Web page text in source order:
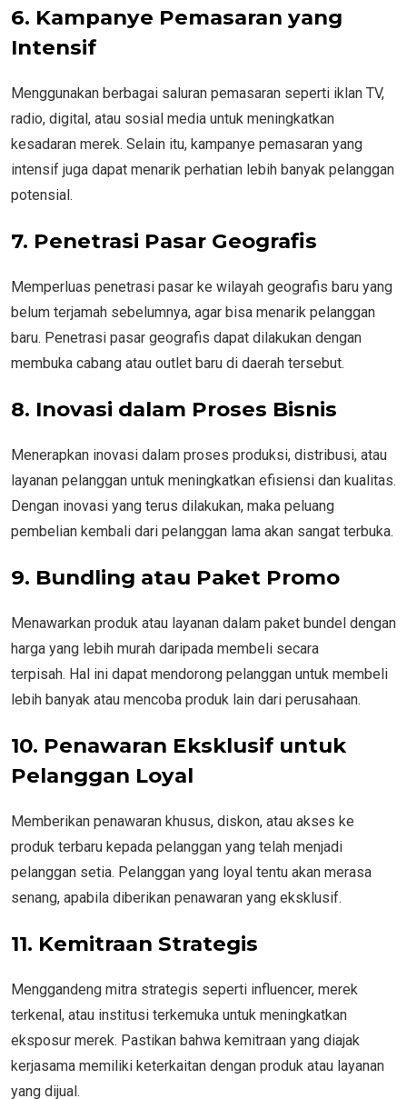
6. Kampanye Pemasaran yang
Intensif
Menggunakan berbagai saluran pemasaran seperti iklan TV,
radio, digital, atau sosial media untuk meningkatkan
kesadaran merek. Selain itu, kampanye pemasaran yang
intensif juga dapat menarik perhatian lebih banyak pelanggan
potensial.
7. Penetrasi Pasar Geografis
Memperluas penetrasi pasar ke wilayah geografis baru yang
belum terjamah sebelumnya, agar bisa menarik pelanggan
baru. Penetrasi pasar geografis dapat dilakukan dengan
membuka cabang atau outlet baru di daerah tersebut.
8. Inovasi dalam Proses Bisnis
Menerapkan inovasi dalam proses produksi, distribusi, atau
layanan pelanggan untuk meningkatkan efisiensi dan kualitas.
Dengan inovasi yang terus dilakukan, maka peluang
pembelian kembali dari pelanggan lama akan sangat terbuka.
9. Bundling atau Paket Promo
Menawarkan produk atau layanan dalam paket bundel dengan
harga yang lebih murah daripada membeli secara
terpisah. Hal ini dapat mendorong pelanggan untuk membeli
lebih banyak atau mencoba produk lain dari perusahaan.
10. Penawaran Eksklusif untuk
Pelanggan Loyal
Memberikan penawaran khusus, diskon, atau akses ke
produk terbaru kepada pelanggan yang telah menjadi
pelanggan setia. Pelanggan yang loyal tentu akan merasa
senang, apabila diberikan penawaran yang eksklusif.
11. Kemitraan Strategis
Menggandeng mitra strategis seperti influencer, merek
terkenal, atau institusi terkemuka untuk meningkatkan
eksposur merek. Pastikan bahwa kemitraan yang diajak
kerjasama memiliki keterkaitan dengan produk atau layanan
yang dijual.